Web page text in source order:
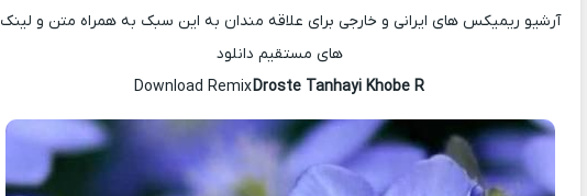
آرشیو ریمیکس های ایرانی و خارجی برای علاقه مندان به این سبک به همراه متن و لینک
های مستقیم دانلود
Droste Tanhayi Khobe R